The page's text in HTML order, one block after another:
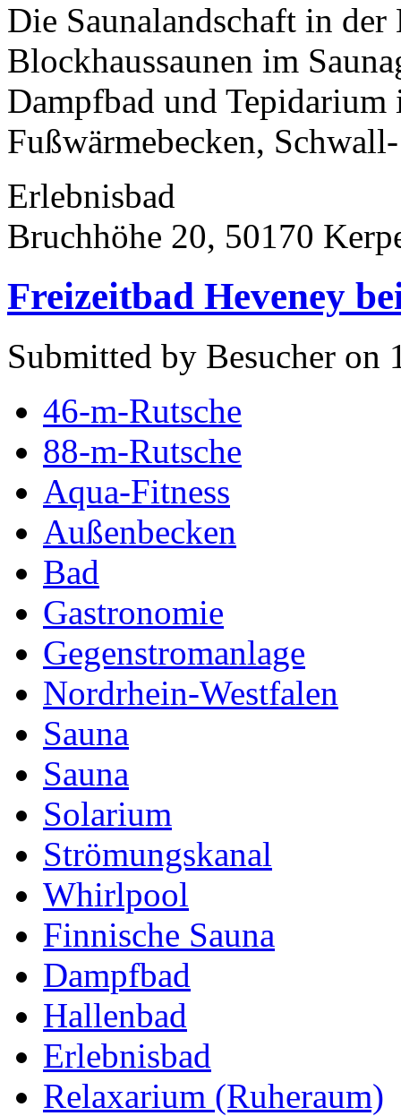
Die Saunalandschaft in
Blockhaussaunen im
Dampfbad und
Fußwärmebecken,
Erlebnisbad
Bruchhöhe 20, 50170
Freizeitbad Heveney
Submitted by Besucher on
46-m-Rutsche
88-m-Rutsche
Aqua-Fitness
Außenbecken
Bad
Gastronomie
Gegenstromanlage
Nordrhein-Westfalen
Sauna
Sauna
Solarium
Strömungskanal
Whirlpool
Finnische Sauna
Dampfbad
Hallenbad
Erlebnisbad
Relaxarium (Ruheraum)